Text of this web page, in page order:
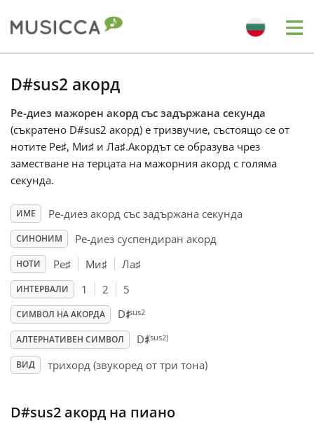
Български
Dansk
English
Español
Français
D#sus2 акорд
Ре-диез мажорен акорд със задържана секунда
(съкратено D#sus2 акорд) е тризвучие, състоящо се от
нотите Ре♯, Ми♯ и Ла♯.Акордът се образува чрез
заместване на терцата на мажорния акорд с голяма
секунда.
ИМЕ Ре-диез акорд със задържана секунда
СИНОНИМ Ре-диез суспендиран акорд
НОТИ Ре♯ Ми♯ Ла♯
ИНТЕРВАЛИ 1 2 5
СИМВОЛ НА АКОРДА D♯sus2
АЛТЕРНАТИВЕН СИМВОЛ D♯(sus2)
ВИД трихорд (звукоред от три тона)
D#sus2 акорд на пиано